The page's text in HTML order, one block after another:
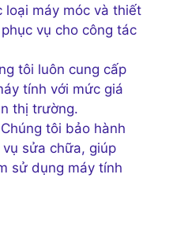
máy móc và thiết
vụ cho công tác
tôi luôn cung cấp
tính với mức giá
thị trường.
Chúng tôi bảo hành
sửa chữa, giúp
sử dụng máy tính